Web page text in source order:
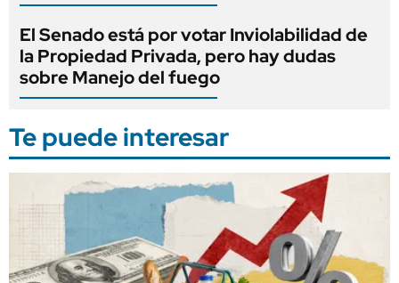
El Senado está por votar Inviolabilidad de
la Propiedad Privada, pero hay dudas
sobre Manejo del fuego
Te puede interesar